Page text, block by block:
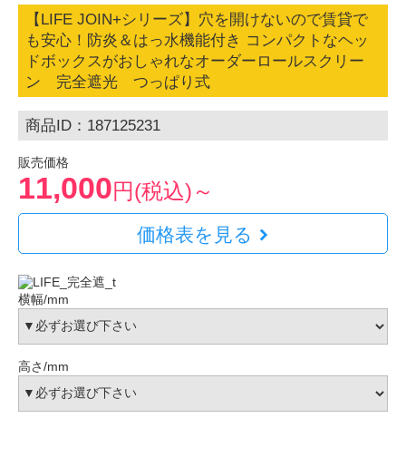
【LIFE JOIN+シリーズ】穴を開けないので賃貸で
も安心！防炎＆はっ水機能付き コンパクトなヘッ
ドボックスがおしゃれなオーダーロールスクリー
ン 完全遮光 つっぱり式
商品ID：187125231
販売価格
11,000円(税込)～
価格表を見る
横幅/mm
高さ/mm